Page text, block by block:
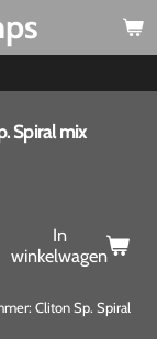
Spiral mix
In
winkelwagen
Cliton Sp. Spiral